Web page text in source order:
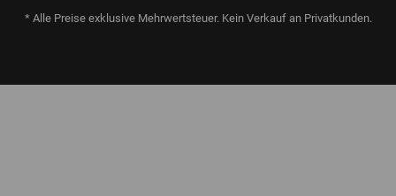
* Alle Preise exklusive Mehrwertsteuer. Kein Verkauf an Privatkunden.